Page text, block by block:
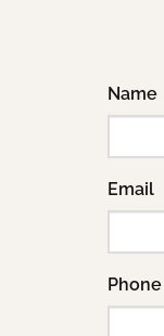
Name
Email
Phone